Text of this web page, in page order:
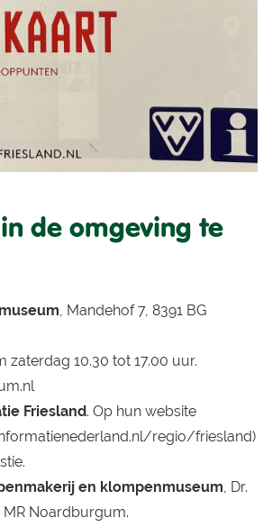
de omgeving te
, Mandehof 7, 8391 BG
10.30 tot 17.00 uur.
Friesland. Op hun website
regio/friesland)
en klompenmuseum, Dr.
MR Noardburgum.